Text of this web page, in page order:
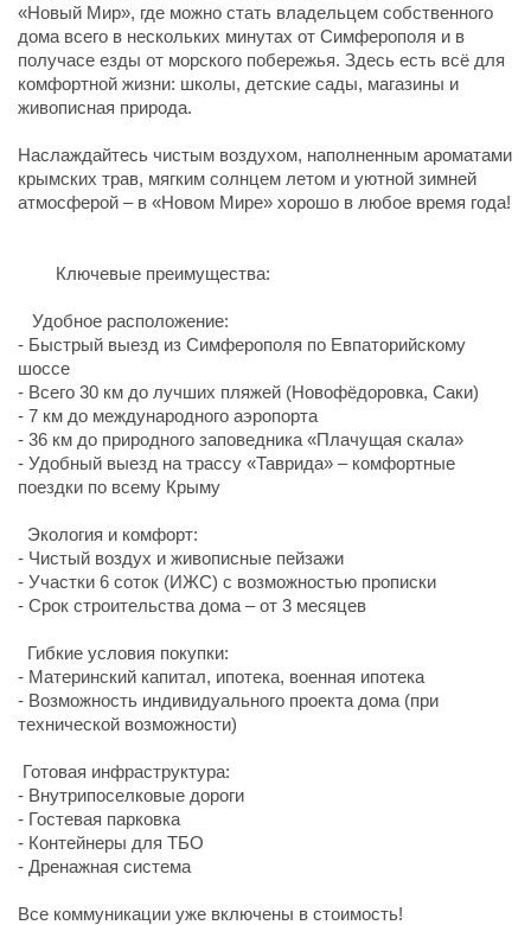
«Новый Мир», где можно стать владельцем собственного
дома всего в нескольких минутах от Симферополя и в
получасе езды от морского побережья. Здесь есть всё для
комфортной жизни: школы, детские сады, магазины и
живописная природа.
Наслаждайтесь чистым воздухом, наполненным ароматами
крымских трав, мягким солнцем летом и уютной зимней
атмосферой – в «Новом Мире» хорошо в любое время года!
Ключевые преимущества:
Удобное расположение:
- Быстрый выезд из Симферополя по Евпаторийскому
шоссе
- Всего 30 км до лучших пляжей (Новофёдоровка, Саки)
- 7 км до международного аэропорта
- 36 км до природного заповедника «Плачущая скала»
- Удобный выезд на трассу «Таврида» – комфортные
поездки по всему Крыму
Экология и комфорт:
- Чистый воздух и живописные пейзажи
- Участки 6 соток (ИЖС) с возможностью прописки
- Срок строительства дома – от 3 месяцев
Гибкие условия покупки:
- Материнский капитал, ипотека, военная ипотека
- Возможность индивидуального проекта дома (при
технической возможности)
Готовая инфраструктура:
- Внутрипоселковые дороги
- Гостевая парковка
- Контейнеры для ТБО
- Дренажная система
Все коммуникации уже включены в стоимость!